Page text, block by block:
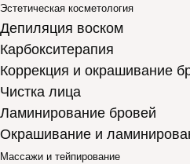
Эстетическая косметология
Депиляция воском
Карбокситерапия
Коррекция и окрашивание
Чистка лица
Ламинирование бровей
Окрашивание и
Массажи и тейпирование